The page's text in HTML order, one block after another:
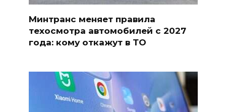
Минтранс меняет правила
техосмотра автомобилей с 2027
года: кому откажут в ТО